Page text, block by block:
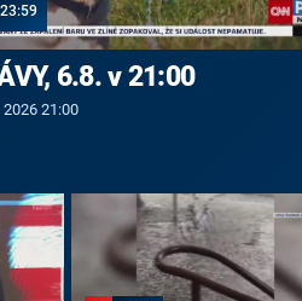
23:59
6.8. v 21:00
2026 21:00